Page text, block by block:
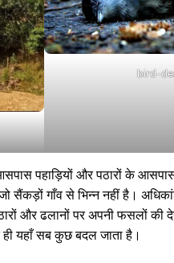
bird-
पहाड़ियों और पठारों के
सैंकड़ों गाँव से भिन्न नहीं है।
और ढलानों पर अपनी फसलों की
यहाँ सब कुछ बदल जाता है।